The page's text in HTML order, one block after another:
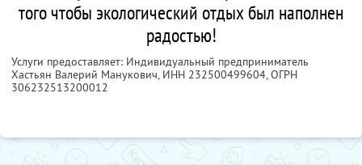
того чтобы экологический отдых был наполнен
радостью!
Услуги предоставляет: Индивидуальный предприниматель
Хастьян Валерий Манукович, ИНН 232500499604, ОГРН
306232513200012